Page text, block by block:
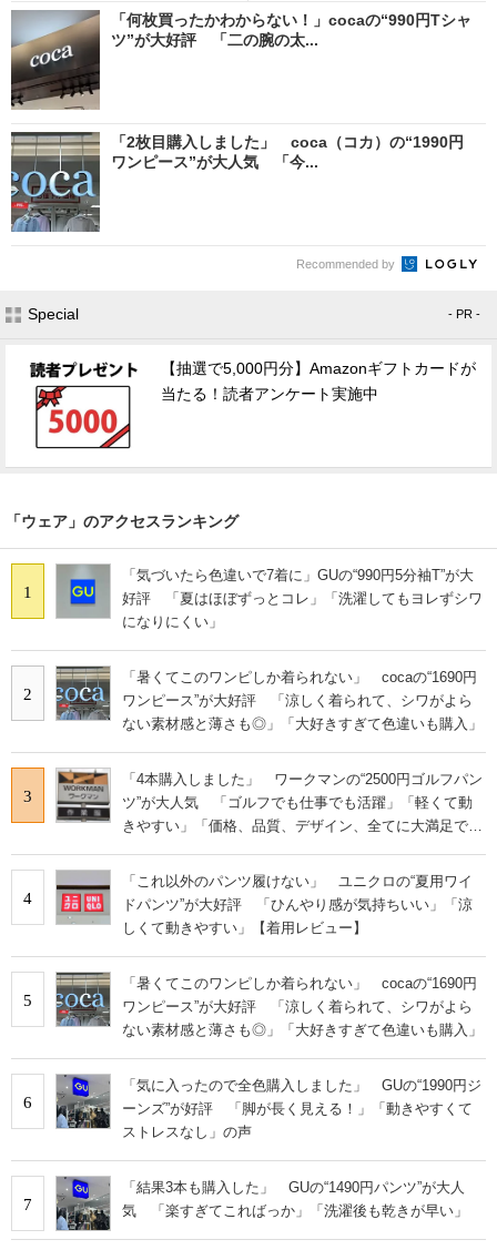
「何枚買ったかわからない！」cocaの“990円Tシャ
ツ”が大好評 「二の腕の太...
「2枚目購入しました」 coca（コカ）の“1990円
ワンピース”が大人気 「今...
Recommended by
Special - PR -
【抽選で5,000円分】Amazonギフトカードが
当たる！読者アンケート実施中
「ウェア」のアクセスランキング
1
「気づいたら色違いで7着に」GUの“990円5分袖T”が大
好評 「夏はほぼずっとコレ」「洗濯してもヨレずシワ
になりにくい」
2
「暑くてこのワンピしか着られない」 cocaの“1690円
ワンピース”が大好評 「涼しく着られて、シワがよら
ない素材感と薄さも◎」「大好きすぎて色違いも購入」
3
「4本購入しました」 ワークマンの“2500円ゴルフパン
ツ”が大人気 「ゴルフでも仕事でも活躍」「軽くて動
きやすい」「価格、品質、デザイン、全てに大満足で
4
「これ以外のパンツ履けない」 ユニクロの“夏用ワイ
ドパンツ”が大好評 「ひんやり感が気持ちいい」「涼
しくて動きやすい」【着用レビュー】
5
「暑くてこのワンピしか着られない」 cocaの“1690円
ワンピース”が大好評 「涼しく着られて、シワがよら
ない素材感と薄さも◎」「大好きすぎて色違いも購入」
6
「気に入ったので全色購入しました」 GUの“1990円ジ
ーンズ”が好評 「脚が長く見える！」「動きやすくて
ストレスなし」の声
7
「結果3本も購入した」 GUの“1490円パンツ”が大人
気 「楽すぎてこればっか」「洗濯後も乾きが早い」